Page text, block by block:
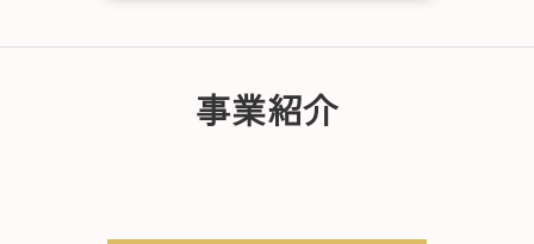
事業紹介